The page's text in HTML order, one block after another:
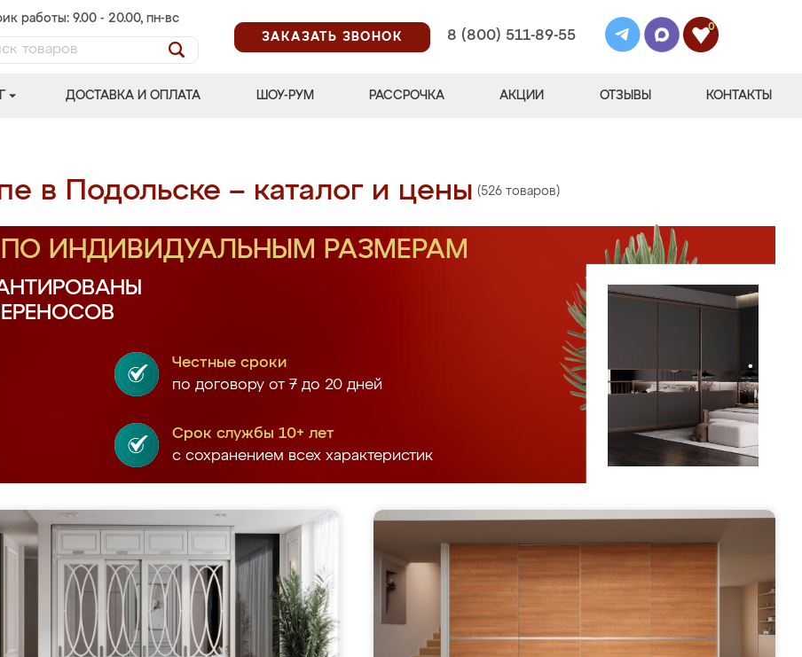
работы: 9.00 - 20.00, пн-вс
ЗАКАЗАТЬ ЗВОНОК
8 (800) 511-89-55
0
ДОСТАВКА И ОПЛАТА ШОУ-РУМ РАССРОЧКА АКЦИИ ОТЗЫВЫ КОНТАКТЫ
в Подольске – каталог и цены (526 товаров)
ИНДИВИДУАЛЬНЫМ РАЗМЕРАМ
Честные сроки
по договору от 7 до 20 дней
Срок службы 10+ лет
с сохранением всех характеристик